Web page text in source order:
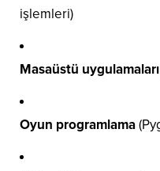
işlemleri)
Masaüstü
Oyun programlama